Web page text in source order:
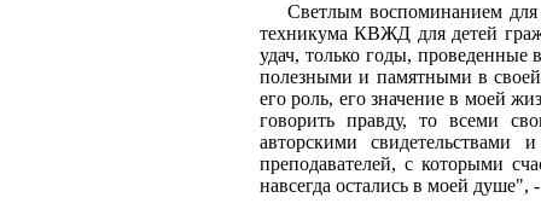
Светлым воспоминанием для
техникума КВЖД для детей
удач, только годы,
полезными и памятными в
его роль, его значение в моей
говорить правду, то всеми
авторскими
преподавателей, с которыми
навсегда остались в моей